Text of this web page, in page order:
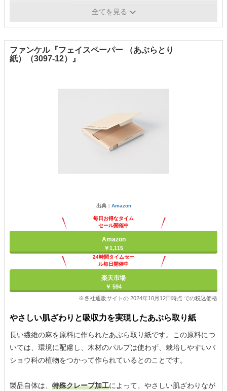
テカリ防止パウダー配合
全てを見る
ファンケル『フェイスペーパー （あぶらとり
紙）（3097-12）』
出典： Amazon
毎日お得なタイム
セール開催中
Amazon
￥1,115
24時間タイムセー
ル毎日開催中
楽天市場
￥ 594
※各社通販サイトの 2024年10月12日時点 での税込価格
やさしい肌ざわりと吸収力を実現したあぶら取り紙
長い繊維の麻を原料に作られたあぶら取り紙です。この原料につ
いては、環境に配慮し、木材のパルプは使わず、栽培しやすいバ
ショウ科の植物をつかって作られているとのことです。
製品自体は、 特殊クレープ加工によって、やさしい肌ざわりなが